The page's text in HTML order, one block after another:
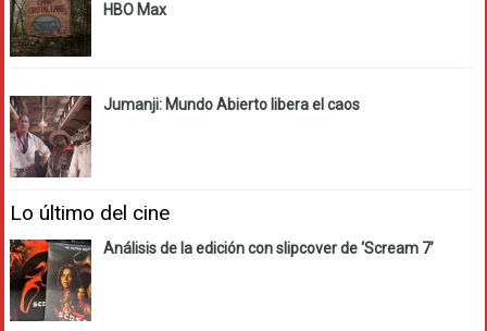
HBO Max
Jumanji: Mundo Abierto libera el caos
Lo último del cine
Análisis de la edición con slipcover de ‘Scream 7’